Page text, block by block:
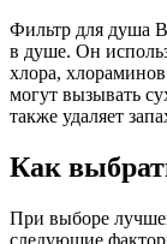
Фильтр для душа
в душе. Он
хлора,
могут вызывать
также удаляет
Как
При выборе
следующие